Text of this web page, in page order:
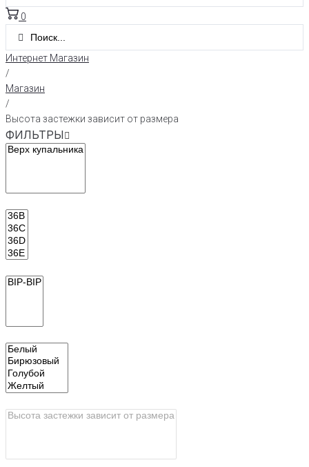
0
Интернет Магазин
/
Магазин
/
Высота застежки зависит от размера
ФИЛЬТРЫ